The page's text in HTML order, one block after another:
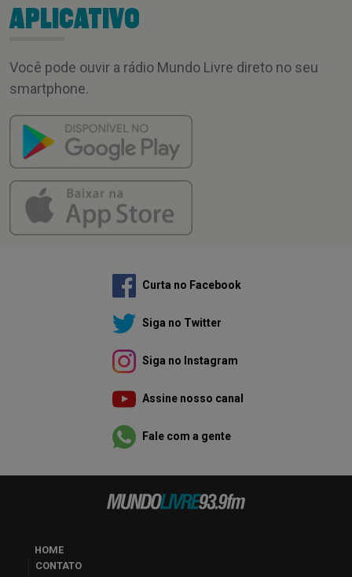
APLICATIVO
Você pode ouvir a rádio Mundo Livre direto no seu
smartphone.
Curta no Facebook
Siga no Twitter
Siga no Instagram
Assine nosso canal
Fale com a gente
HOME
CONTATO